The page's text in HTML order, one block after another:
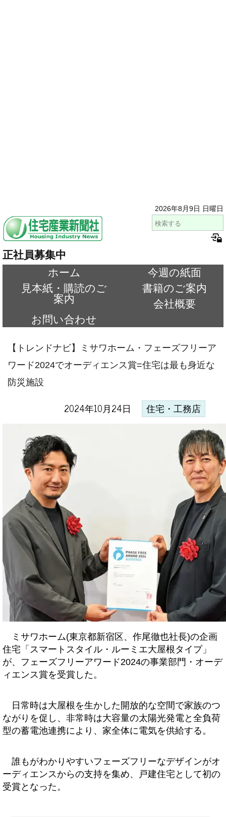
2026年8月9日 日曜日
正社員募集中
ホーム
今週の紙面
見本紙・購読のご
案内
書籍のご案内
会社概要
お問い合わせ
【トレンドナビ】ミサワホーム・フェーズフリーア
ワード2024でオーディエンス賞=住宅は最も身近な
防災施設
2024年10月24日 住宅・工務店
ミサワホーム(東京都新宿区、作尾徹也社長)の企画
住宅「スマートスタイル・ルーミエ大屋根タイプ」
が、フェーズフリーアワード2024の事業部門・オーデ
ィエンス賞を受賞した。
日常時は大屋根を生かした開放的な空間で家族のつ
ながりを促し、非常時は大容量の太陽光発電と全負荷
型の蓄電池連携により、家全体に電気を供給する。
誰もがわかりやすいフェーズフリーなデザインがオ
ーディエンスからの支持を集め、戸建住宅として初の
受賞となった。